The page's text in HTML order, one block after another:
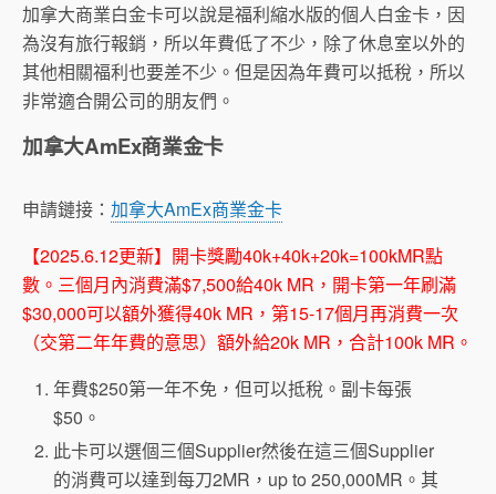
加拿大商業白金卡可以說是福利縮水版的個人白金卡，因
為沒有旅行報銷，所以年費低了不少，除了休息室以外的
其他相關福利也要差不少。但是因為年費可以抵稅，所以
非常適合開公司的朋友們。
加拿大AmEx商業金卡
申請鏈接： 加拿大AmEx商業金卡
【2025.6.12更新】開卡獎勵40k+40k+20k=100kMR點
數。三個月內消費滿$7,500給40k MR，開卡第一年刷滿
$30,000可以額外獲得40k MR，第15-17個月再消費一次
（交第二年年費的意思）額外給20k MR，合計100k MR。
年費$250第一年不免，但可以抵稅。副卡每張
$50。
此卡可以選個三個Supplier然後在這三個Supplier
的消費可以達到每刀2MR，up to 250,000MR。其